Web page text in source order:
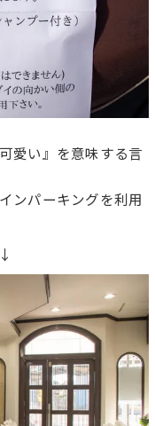
愛い』を意味する言
ンパーキングを利用